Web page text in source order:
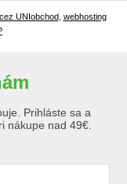
UNIobchod, webhosting
Prihláste sa a
nákupe nad 49€.